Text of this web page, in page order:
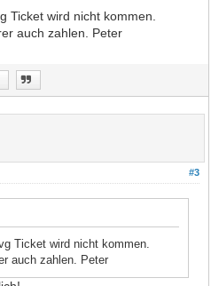
Ticket wird nicht kommen.
auch zahlen. Peter
#3
Ticket wird nicht kommen.
auch zahlen. Peter